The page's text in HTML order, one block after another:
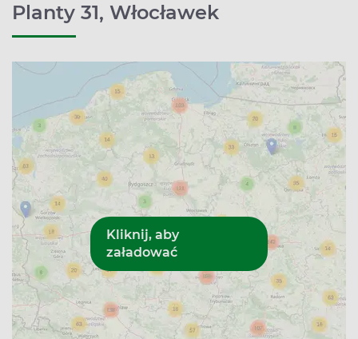
Planty 31, Włocławek